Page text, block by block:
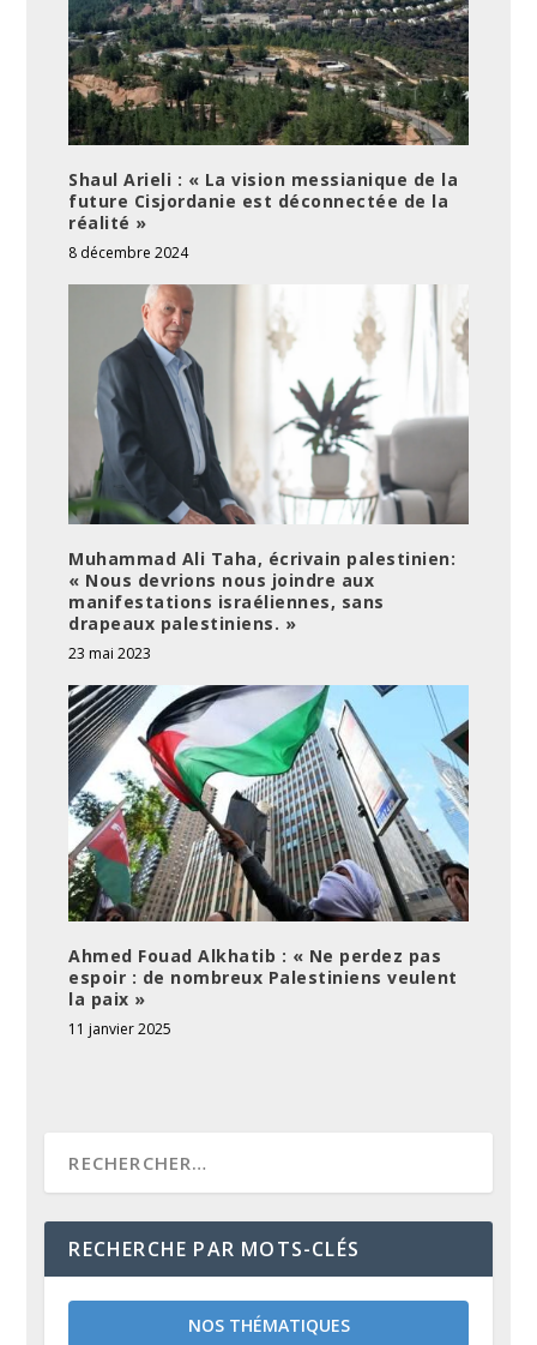
Shaul Arieli : « La vision messianique de la
future Cisjordanie est déconnectée de la
réalité »
8 décembre 2024
Muhammad Ali Taha, écrivain palestinien:
« Nous devrions nous joindre aux
manifestations israéliennes, sans
drapeaux palestiniens. »
23 mai 2023
Ahmed Fouad Alkhatib : « Ne perdez pas
espoir : de nombreux Palestiniens veulent
la paix »
11 janvier 2025
RECHERCHE PAR MOTS-CLÉS
NOS THÉMATIQUES